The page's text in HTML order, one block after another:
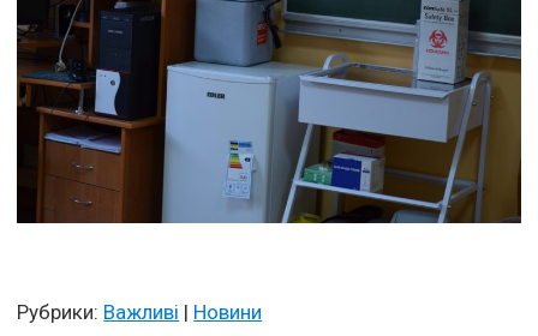
Рубрики: Важливі | Новини